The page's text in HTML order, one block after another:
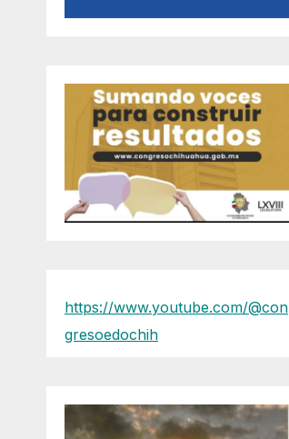
https://www.youtube.com/@con
gresoedochih